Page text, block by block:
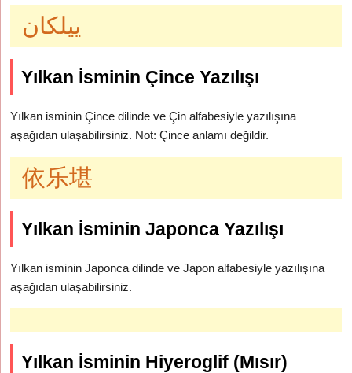
ييلكان
Yılkan İsminin Çince Yazılışı
Yılkan isminin Çince dilinde ve Çin alfabesiyle yazılışına
aşağıdan ulaşabilirsiniz. Not: Çince anlamı değildir.
依乐堪
Yılkan İsminin Japonca Yazılışı
Yılkan isminin Japonca dilinde ve Japon alfabesiyle yazılışına
aşağıdan ulaşabilirsiniz.
Yılkan İsminin Hiyeroglif (Mısır)